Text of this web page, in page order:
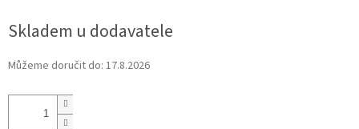
cena:
Skladem u dodavatele
Můžeme doručit do: 17.8.2026